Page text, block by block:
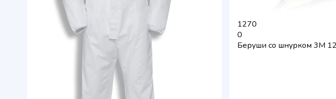
1270
0
Беруши со шнурком 3М